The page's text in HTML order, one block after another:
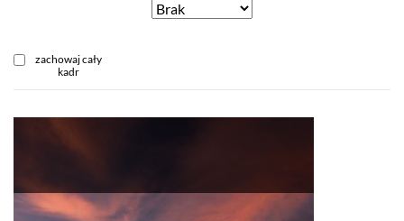
zachowaj cały
kadr